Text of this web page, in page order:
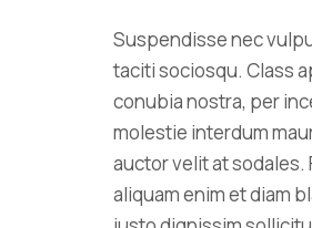
Suspendisse nec
taciti sociosqu. Class
conubia nostra, per
molestie interdum
auctor velit at sodales.
aliquam enim et diam